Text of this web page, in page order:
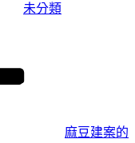
未分類
麻豆建案的